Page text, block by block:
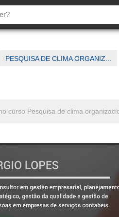
PESQUISA DE CLIMA ORGANIZ...
curso Pesquisa de clima